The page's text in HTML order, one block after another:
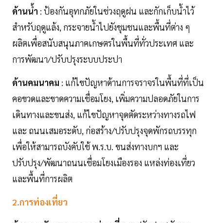
ด้านน้ำ : ป้องกันอุทกภัยในช่วงฤดูฝน และกักเก็บน้ำไว้
สำหรับฤดูแล้ง, กระจายน้ำไปยังชุมชนและพื้นที่ต่าง ๆ
ผลิตเพื่อสนับสนุนภาคเกษตรในพื้นที่ทั่วประเทศ และ
การพัฒนา/ปรับปรุงระบบประปา
ด้านคมนาคม : แก้ไขปัญหาด้านการจราจรในพื้นที่ที่เป็น
คอขวดและขาดความเชื่อมโยง, เพิ่มความปลอดภัยในการ
เดินทางและขนส่ง, แก้ไขปัญหาจุดตัดระหว่างทางรถไฟ
และ ถนนเสมอระดับ, ก่อสร้าง/ปรับปรุงจุดพักรถบรรทุก
เพื่อให้สามารถบังคับใช้ พ.ร.บ. ขนส่งทางบกฯ และ
ปรับปรุง/พัฒนาถนนเชื่อมโยงเมืองรอง แหล่งท่องเที่ยว
และพื้นที่การผลิต
2.การท่องเที่ยว